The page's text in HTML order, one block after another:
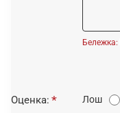
Бележка:
О
Оценка: Лош